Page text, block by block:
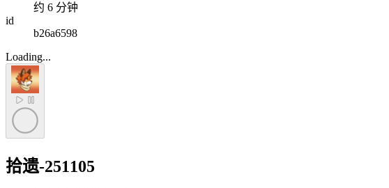
约 6 分钟
id
b26a6598
Loading...
拾遗-251105